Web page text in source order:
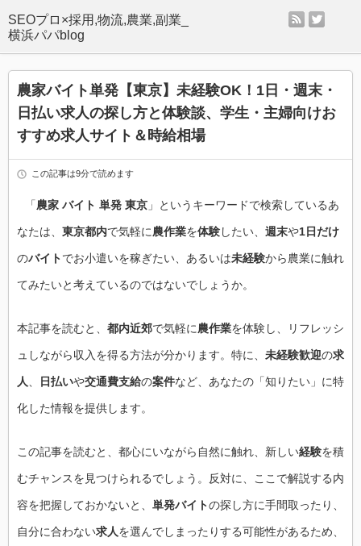
SEOプロ×採用,物流,農業,副業_
横浜パパblog
rss
農家バイト単発【東京】未経験OK！1日・週末・
日払い求人の探し方と体験談、学生・主婦向けお
すすめ求人サイト＆時給相場
この記事は9分で読めます
「農家 バイト 単発 東京 」というキーワードで検索しているあ
なたは、 東京都内で気軽に農作業を体験したい、 週末や1日だけ
のバイトでお小遣いを稼ぎたい、あるいは未経験から農業に触れ
てみたいと考えているのではないでしょうか。
本記事を読むと、 都内近郊で気軽に農作業を体験し、リフレッシ
ュしながら収入を得る方法が分かります。特に、 未経験歓迎の求
人 日払いや交通費支給の案件など、あなたの「知りたい」に特
化した情報を提供します。
この記事を読むと、都心にいながら自然に触れ、新しい経験を積
むチャンスを見つけられるでしょう。反対に、ここで解説する内
容を把握しておかないと、 単発バイトの探し方に手間取ったり、
自分に合わない求人を選んでしまったりする可能性があるため、